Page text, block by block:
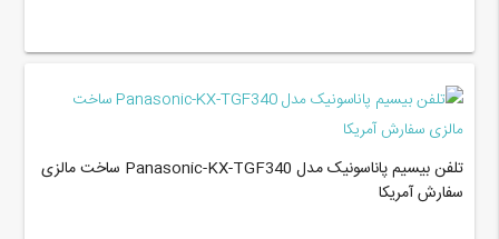
تلفن بیسیم پاناسونیک مدل Panasonic-KX-TGF340 ساخت مالزی
سفارش آمریکا